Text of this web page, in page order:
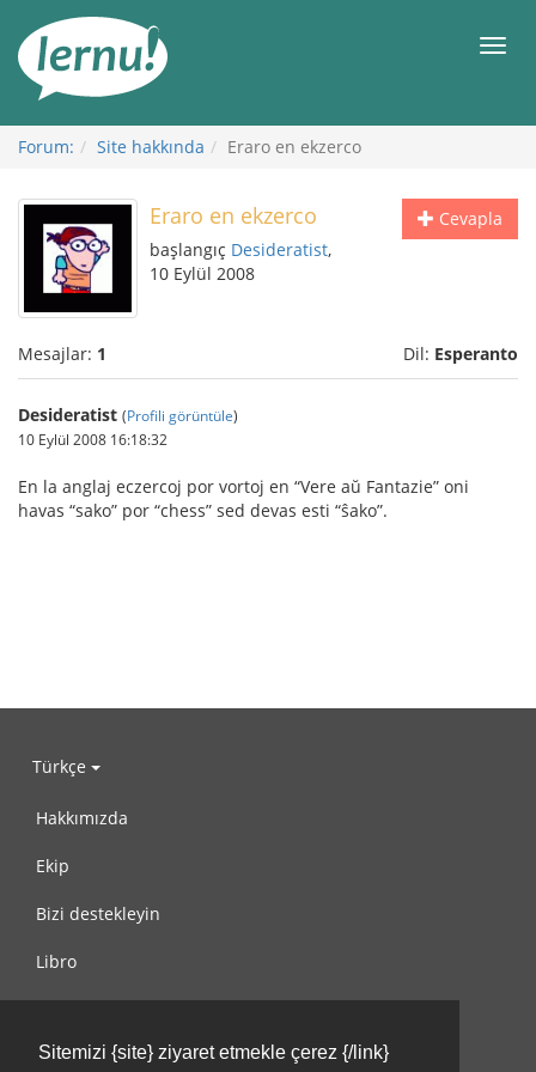
Sitemizi {site} ziyaret etmekle çerez {/link}
Görüntüleme
Forum: Site hakkında Eraro en ekzerco
Cevapla
Eraro en ekzerco
başlangıç Desideratist,
10 Eylül 2008
Mesajlar: 1 Dil: Esperanto
Desideratist (Profili görüntüle)
10 Eylül 2008 16:18:32
En la anglaj eczercoj por vortoj en “Vere aŭ Fantazie” oni
havas “sako” por “chess” sed devas esti “ŝako”.
Türkçe
Hakkımızda
Ekip
Bizi destekleyin
Libro
Kullanım Koşulları